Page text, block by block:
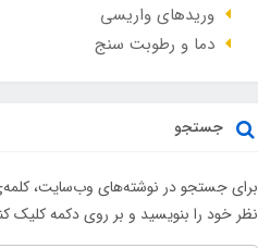
وريدهاي واريسي
دما و رطوبت سنج
جستجو
برای جستجو در نوشته‌های وب‌سایت،
نظر خود را بنویسید و بر روی دکمه کلیک